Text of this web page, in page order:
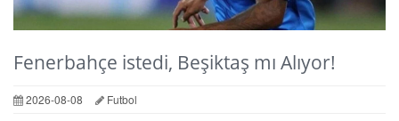
Fenerbahçe istedi, Beşiktaş mı Alıyor!
2026-08-08 Futbol